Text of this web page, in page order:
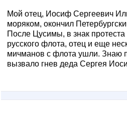
Мой отец, Иосиф Сергеевич
моряком, окончил
После Цусимы, в знак протеста
русского флота, отец и еще
мичманов с флота ушли. Знаю
вызвало гнев деда Сергея